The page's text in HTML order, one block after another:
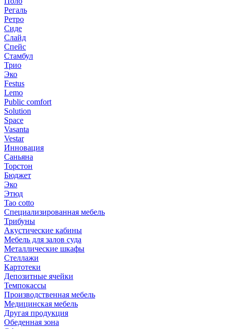
Регаль
Ретро
Сиде
Слайд
Спейс
Стамбул
Трио
Эко
Festus
Lemo
Public comfort
Solution
Space
Vasanta
Vestar
Инновация
Саньяна
Торстон
Бюджет
Эко
Этюд
Tao cotto
Специализированная мебель
Трибуны
Акустические кабины
Мебель для залов суда
Металлические шкафы
Стеллажи
Картотеки
Депозитные ячейки
Темпокассы
Производственная мебель
Медицинская мебель
Другая продукция
Обеденная зона